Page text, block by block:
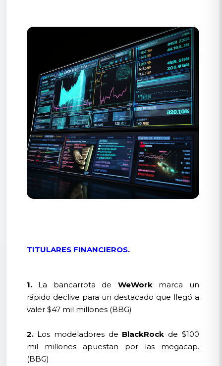
TITULARES FINANCIEROS.
1.La bancarrota de WeWorkmarca un
rápido declive para un destacado que llegó a
valer $47 mil millones (BBG)
2.Los modeladores de BlackRock de $100
mil millones apuestan por las megacap.
(BBG)